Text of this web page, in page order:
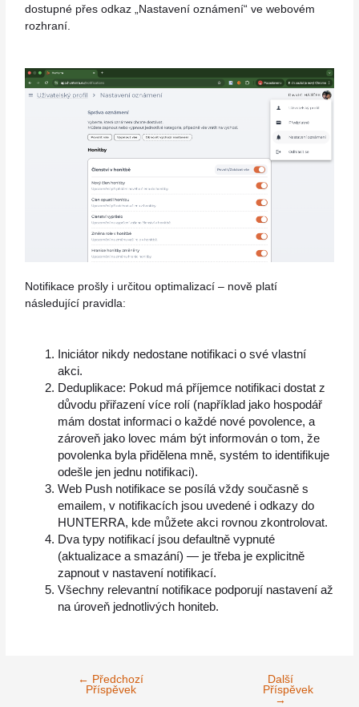
dostupné přes odkaz „Nastavení oznámení“ ve webovém
rozhraní.
Notifikace prošly i určitou optimalizací – nově platí
následující pravidla:
Iniciátor nikdy nedostane notifikaci o své vlastní
akci.
Deduplikace: Pokud má příjemce notifikaci dostat z
důvodu přiřazení více rolí (například jako hospodář
mám dostat informaci o každé nové povolence, a
zároveň jako lovec mám být informován o tom, že
povolenka byla přidělena mně, systém to identifikuje
odešle jen jednu notifikaci).
Web Push notifikace se posílá vždy současně s
emailem, v notifikacích jsou uvedené i odkazy do
HUNTERRA, kde můžete akci rovnou zkontrolovat.
Dva typy notifikací jsou defaultně vypnuté
(aktualizace a smazání) — je třeba je explicitně
zapnout v nastavení notifikací.
Všechny relevantní notifikace podporují nastavení až
na úroveň jednotlivých honiteb.
← Předchozí
Příspěvek
Další
Příspěvek
→